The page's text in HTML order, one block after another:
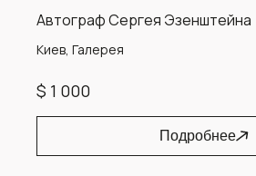
Автограф Сергея Эзенштейна
Киев, Галерея
$ 1 000
Подробнее